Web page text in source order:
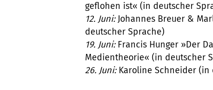
geflohen ist« (in deutscher
12. Juni:Johannes Breuer &
deutscher Sprache)
19. Juni:Francis Hunger »Der
Medientheorie« (in deutscher
26. Juni:Karoline Schneider (in